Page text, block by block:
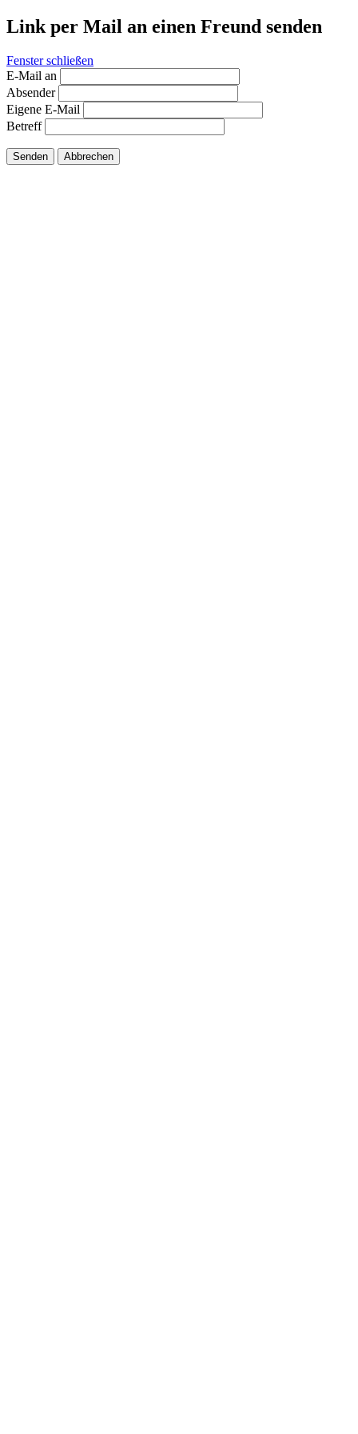
Link per Mail an einen Freund senden
Fenster schließen
E-Mail an
Absender
Eigene E-Mail
Betreff
Senden Abbrechen